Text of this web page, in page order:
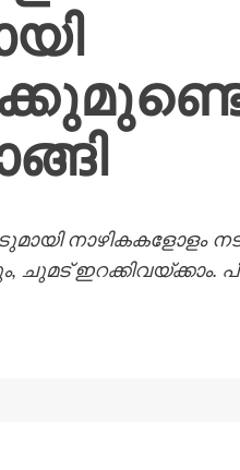
നാഴികകളോളം
ചുമട്